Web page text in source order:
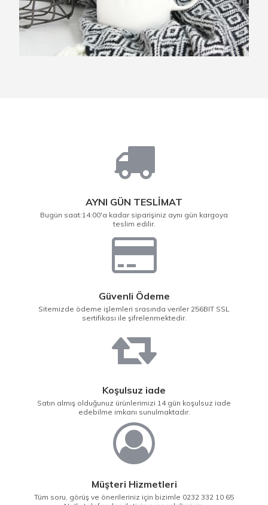
AYNI GÜN TESLİMAT
Bugün saat:14:00'a kadar siparişiniz aynı gün kargoya
teslim edilir.
Güvenli Ödeme
Sitemizde ödeme işlemleri srasında veriler 256BIT SSL
sertifikası ile şifrelenmektedir.
Koşulsuz iade
Satın almış olduğunuz ürünlerimizi 14 gün koşulsuz iade
edebilme imkanı sunulmaktadır.
Müşteri Hizmetleri
Tüm soru, görüş ve önerileriniz için bizimle 0232 332 10 65